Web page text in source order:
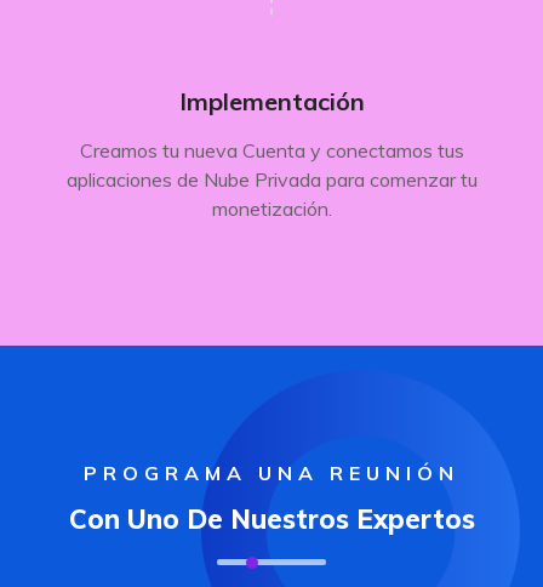
Implementación
Creamos tu nueva Cuenta y conectamos tus
aplicaciones de Nube Privada para comenzar tu
monetización.
PROGRAMA UNA REUNIÓN
Con Uno De Nuestros Expertos